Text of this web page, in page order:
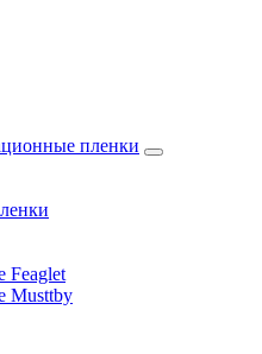
пленки
Feaglet
Musttby